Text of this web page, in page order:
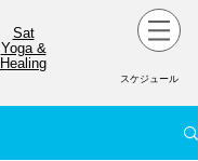
Sat
Yoga &
Healing
スケジュール